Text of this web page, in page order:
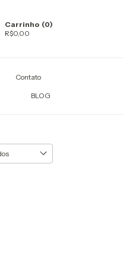
Carrinho (0)
R$0,00
Contato
BLOG